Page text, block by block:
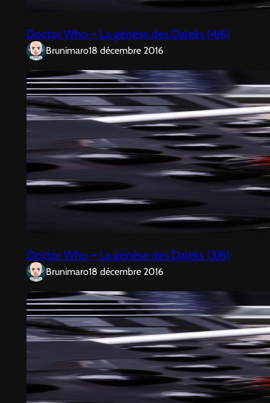
Doctor Who – La génèse des Daleks (4/6)
Brunimaro18 décembre 2016
Doctor Who – La génèse des Daleks (3/6)
Brunimaro18 décembre 2016